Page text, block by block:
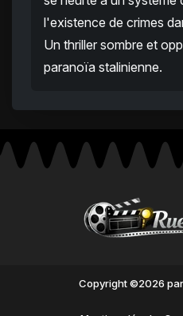
l'existence de crimes
Un thriller sombre et
paranoïa stalinienne.
Copyright ©2026